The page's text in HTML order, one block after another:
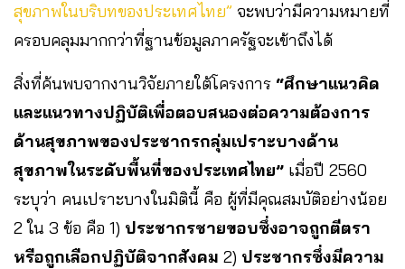
สุขภาพในบริบทของประเทศไทย” จะพบว่ามีความหมายที่
ครอบคลุมมากกว่าที่ฐานข้อมูลภาครัฐจะเข้าถึงได้
สิ่งที่ค้นพบจากงานวิจัยภายใต้โครงการ “ศึกษาแนวคิด
และแนวทางปฏิบัติเพื่อตอบสนองต่อความต้องการ
ด้านสุขภาพของประชากรกลุ่มเปราะบางด้าน
สุขภาพในระดับพื้นที่ของประเทศไทย” เมื่อปี 2560
ระบุว่า คนเปราะบางในมิตินี้ คือ ผู้ที่มีคุณสมบัติอย่างน้อย
2 ใน 3 ข้อ คือ 1) ประชากรชายขอบซึ่งอาจถูกตีตรา
หรือถูกเลือกปฏิบัติจากสังคม 2) ประชากรซึ่งมีความ